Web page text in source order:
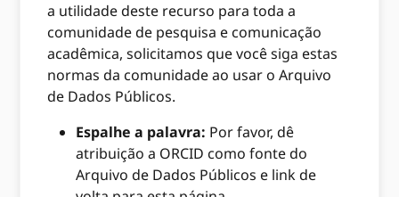
a utilidade deste recurso para toda a
comunidade de pesquisa e comunicação
acadêmica, solicitamos que você siga estas
normas da comunidade ao usar o Arquivo
de Dados Públicos.
Espalhe a palavra: Por favor, dê
atribuição a ORCID como fonte do
Arquivo de Dados Públicos e link de